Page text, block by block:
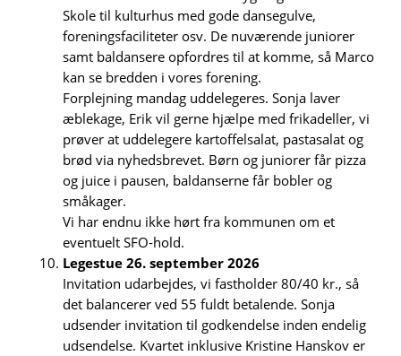
Skole til kulturhus med gode dansegulve,
foreningsfaciliteter osv. De nuvær­ende juniorer
samt baldansere opfordres til at komme, så Marco
kan se bredden i vores forening.
Forplejning mandag uddelegeres. Sonja laver
æblekage, Erik vil gerne hjælpe med frikadeller, vi
prøver at uddelegere kartoffelsalat, pastasalat og
brød via nyhedsbrevet. Børn og juniorer får pizza
og juice i pausen, baldanserne får bobler og
småkager.
Vi har endnu ikke hørt fra kommunen om et
eventuelt SFO-hold.
Legestue 26. september 2026
Invitation udarbejdes, vi fastholder 80/40 kr., så
det balancerer ved 55 fuldt betalende. Sonja
udsender invitation til godkendelse inden endelig
udsendelse. Kvartet inklusive Kristine Hanskov er